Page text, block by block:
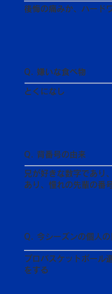
Q. 背番号の由来
兄が好きな数字であり
あり、憧れの先輩の番
Q. 嫌いな食べ物
とくになし
後悔の痛みか、ハード
Q. 今シーズンの個人の
プロバスケットボール
をする